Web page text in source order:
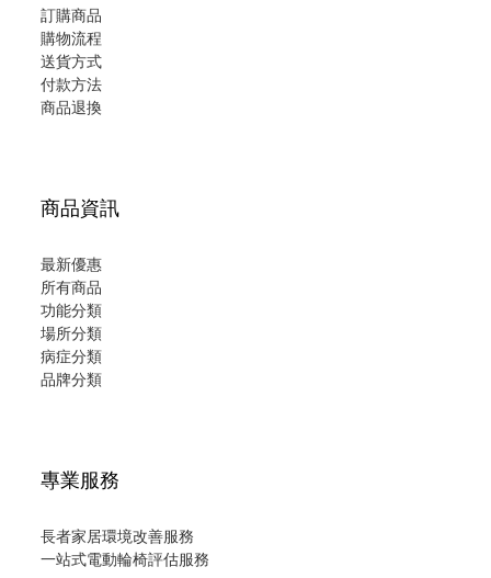
訂購商品
購物流程
送貨方式
付款方法
商品退換
商品資訊
最新優惠
所有商品
功能分類
場所分類
病症分類
品牌分類
專業服務
長者家居環境改善服務
一站式電動輪椅評估服務